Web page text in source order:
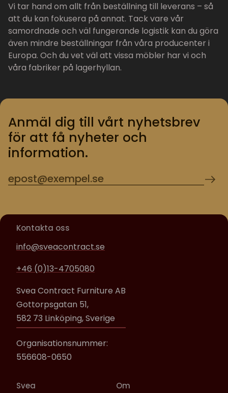
Vi tar hand om allt från beställning till leverans – så
att du kan fokusera på annat. Tack vare vår
samordnade och väl fungerande logistik kan du göra
även mindre beställningar från våra producenter i
Europa. Och du vet väl att vissa möbler har vi och
våra fabriker på lagerhyllan.
Anmäl dig till vårt nyhetsbrev
för att få nyheter och
information.
Kontakta oss
info@sveacontract.se
+46 (0)13-4705080
Svea Contract Furniture AB
Gottorpsgatan 51,
582 73 Linköping, Sverige
Organisationsnummer:
556608-0650
Svea Om